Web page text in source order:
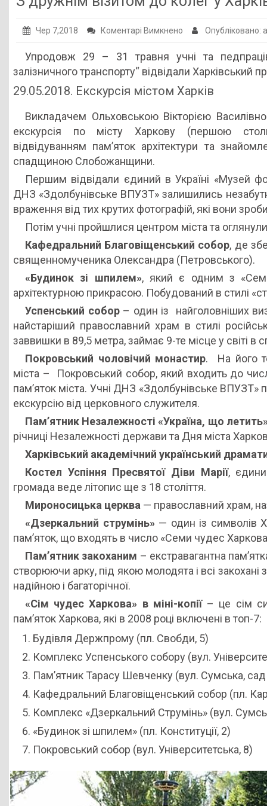
Публічна інформація
Заклади ПТО
Оголошення
Чер 7,2018 Коментарі Вимкнено до
дружнім
візитом
до
у
Харків
Опубліковано:
Упродовж 29 – 31 травня учні та
залізничного транспорту“ відвідали Харківський
29.05.2018. Екскурсія містом Харків
Викладачем Ольховською Вікторією
екскурсія по місту Харкову (першою
відвідуванням пам’яток архітектури та
спадщиною Слобожанщини.
Першим відвідали єдиний в Україні «Музей
ДНЗ «Здолбунівське ВПУЗТ» залишились
враження від тих крутих фотографій, які вони
Потім учні пройшлися центром міста та
Кафедральний Благовіщенський собор, де
священномученика Олександра (Петровського).
«Будинок зі шпилем», який є одним з «Семи
архітектурною прикрасою. Побудований в стилі
Успенський собор– один із найголовніших
найстаріший православний храм в стилі
заввишки в 89,5 метра, займає 9-те місце у світі
Покровський чоловічий монастир. На його
міста – Покровський собор, який входить до
пам’яток міста. Учні ДНЗ «Здолбунівське
екскурсію від церковного служителя.
Пам’ятник Незалежності «Україна, що
річниці Незалежності держави та Дня міста
Харківський академічний український
Костел Успіння Пресвятої Діви Марії,
громада веде літопис ще з 18 століття.
Мироносицька церква — православний храм,
«Дзеркальний струмінь»— один із символів
пам’яток, що входять в число «Семи чудес
Пам’ятник закоханим – екстравагантна
створюючи арку, під якою молодята і всі закохані
надійною і багаторічної.
«Сім чудес Харкова» в міні-копії– це сім
пам’яток Харкова, які в 2008 році включені в топ-7:
Будівля Держпрому (пл. Свобди, 5)
Комплекс Успенського собору (вул.
Пам’ятник Тарасу Шевченку (вул. Сумська,
Кафедральний Благовіщенський собор (пл.
Комплекс «Дзеркальний Струмінь» (вул.
«Будинок зі шпилем» (пл. Конституції, 2)
Покровський собор (вул. Університетська, 8)